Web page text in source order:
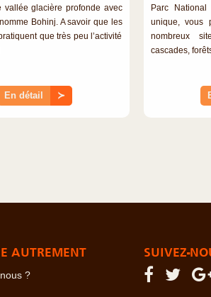
vallée glacière profonde avec
Bohinj. A savoir que les
que très peu l’activité
En détail ≻
Parc
unique, vous
nombreux
cascades,
AUTREMENT
?
SUIVEZ-